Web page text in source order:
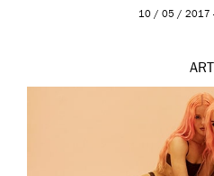
en una de las10 / 05 /
ART